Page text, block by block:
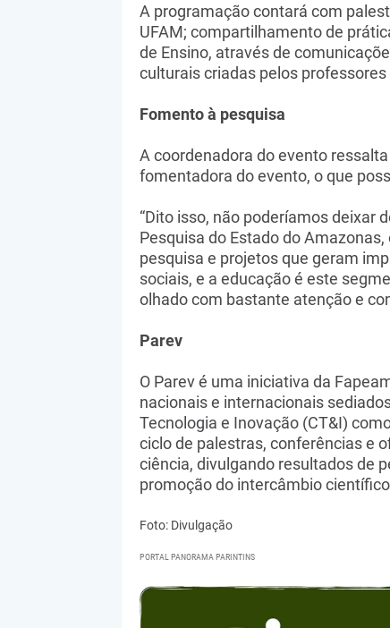
A programação contará com
UFAM; compartilhamento de
de Ensino, através de
culturais criadas pelos
Fomento à pesquisa
A coordenadora do evento
fomentadora do evento, o que
“Dito isso, não poderíamos deixar
Pesquisa do Estado do
pesquisa e projetos que geram
sociais, e a educação é este
olhado com bastante atenção e
Parev
O Parev é uma iniciativa da
nacionais e internacionais
Tecnologia e Inovação (CT&I)
ciclo de palestras, conferências e
ciência, divulgando resultados de
promoção do intercâmbio
Foto: Divulgação
PORTAL PANORAMA PARINTINS